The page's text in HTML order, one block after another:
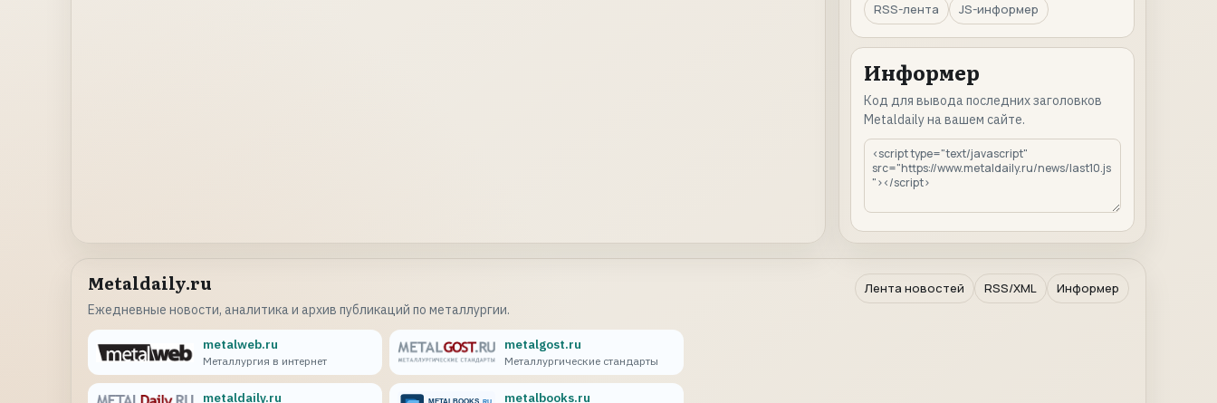
RSS-лента
JS-информер
Информер
Код для вывода последних заголовков
Metaldaily на вашем сайте.
Metaldaily.ru
Ежедневные новости, аналитика и архив публикаций по металлургии.
Лента новостей RSS/XML Информер
metalweb.ru
Металлургия в интернет
metalgost.ru
Металлургические стандарты
metaldaily.ru metalbooks.ru